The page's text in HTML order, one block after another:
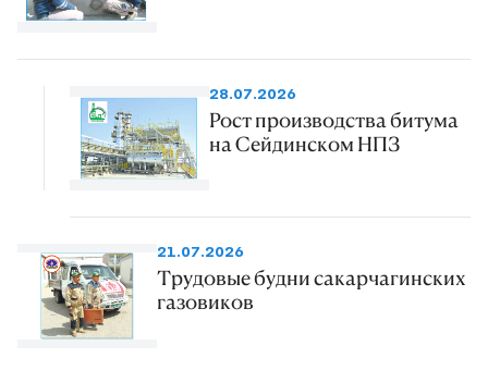
28.07.2026
Рост производства битума
на Сейдинском НПЗ
21.07.2026
Трудовые будни сакарчагинских
газовиков